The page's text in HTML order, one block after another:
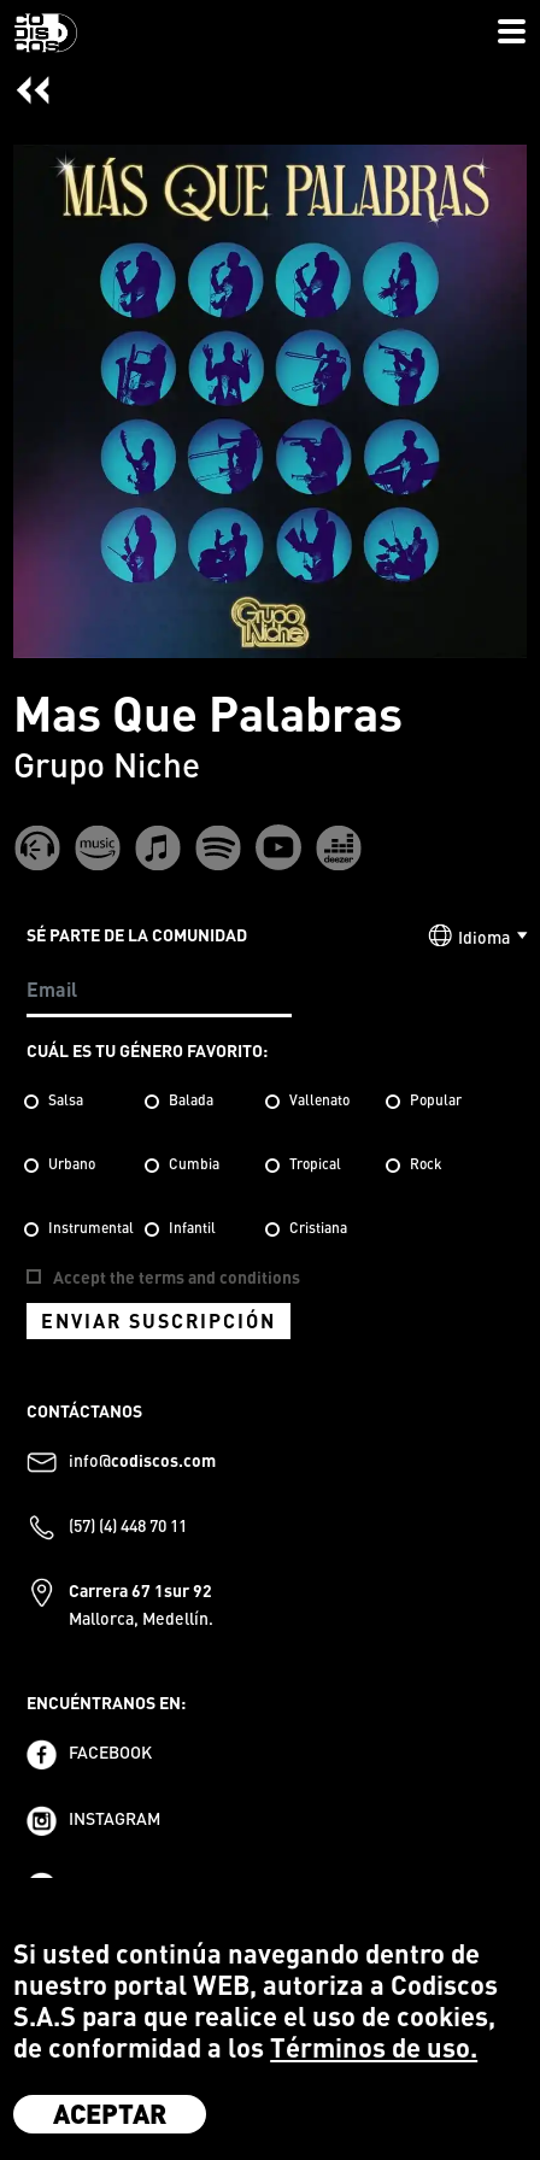
Mas Que Palabras
Grupo Niche
SÉ PARTE DE LA COMUNIDAD
CUÁL ES TU GÉNERO FAVORITO:
Salsa Balada Vallenato Popular
Urbano Cumbia Tropical Rock
Instrumental Infantil Cristiana
Accept the terms and conditions
ENVIAR SUSCRIPCIÓN
CONTÁCTANOS
info@codiscos.com
(57) (4) 448 70 11
Carrera 67 1sur 92
Mallorca, Medellín.
ENCUÉNTRANOS EN:
FACEBOOK
INSTAGRAM
Idioma
Codiscos S.A.S
Si usted continúa navegando dentro de
nuestro portal WEB, autoriza a Codiscos
S.A.S para que realice el uso de cookies,
de conformidad a losTérminos de uso.
ACEPTAR